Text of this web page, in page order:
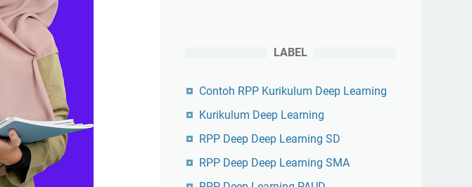
LABEL
Contoh RPP Kurikulum Deep Learning
Kurikulum Deep Learning
RPP Deep Deep Learning SD
RPP Deep Deep Learning SMA